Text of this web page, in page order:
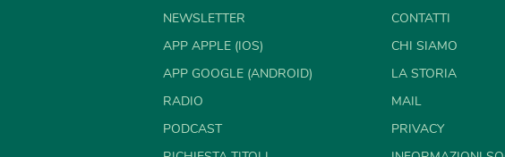
NEWSLETTER
APP APPLE (IOS)
APP GOOGLE (ANDROID)
RADIO
PODCAST
CONTATTI
CHI SIAMO
LA STORIA
MAIL
PRIVACY